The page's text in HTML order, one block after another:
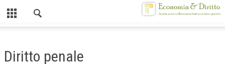
Diritto penale